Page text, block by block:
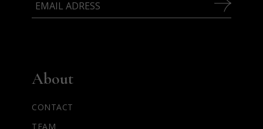
About
CONTACT
TEAM